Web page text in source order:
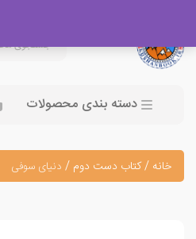
دسته بندی محصولات
خانه /کتاب دست دوم / دنیای سوفی